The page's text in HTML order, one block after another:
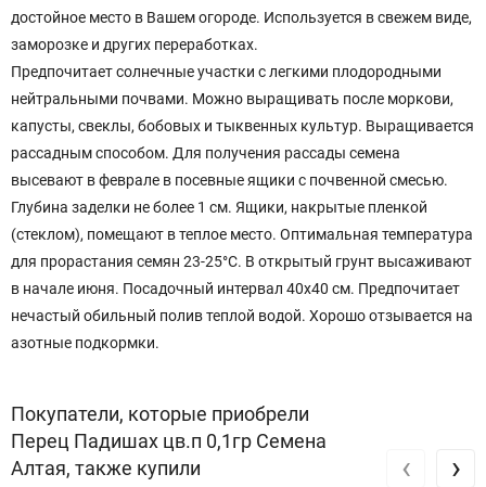
достойное место в Вашем огороде. Используется в свежем виде,
заморозке и других переработках.
Предпочитает солнечные участки с легкими плодородными
нейтральными почвами. Можно выращивать после моркови,
капусты, свеклы, бобовых и тыквенных культур. Выращивается
рассадным способом. Для получения рассады семена
высевают в феврале в посевные ящики с почвенной смесью.
Глубина заделки не более 1 см. Ящики, накрытые пленкой
(стеклом), помещают в теплое место. Оптимальная температура
для прорастания семян 23-25°С. В открытый грунт высаживают
в начале июня. Посадочный интервал 40х40 см. Предпочитает
нечастый обильный полив теплой водой. Хорошо отзывается на
азотные подкормки.
Покупатели, которые приобрели
Перец Падишах цв.п 0,1гр Семена
Алтая, также купили
‹ ›